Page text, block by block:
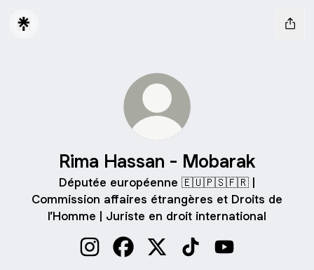
Rima Hassan - Mobarak
Députée européenne 🇪🇺🇵🇸🇫🇷 |
Commission affaires étrangères et Droits de
l’Homme | Juriste en droit international